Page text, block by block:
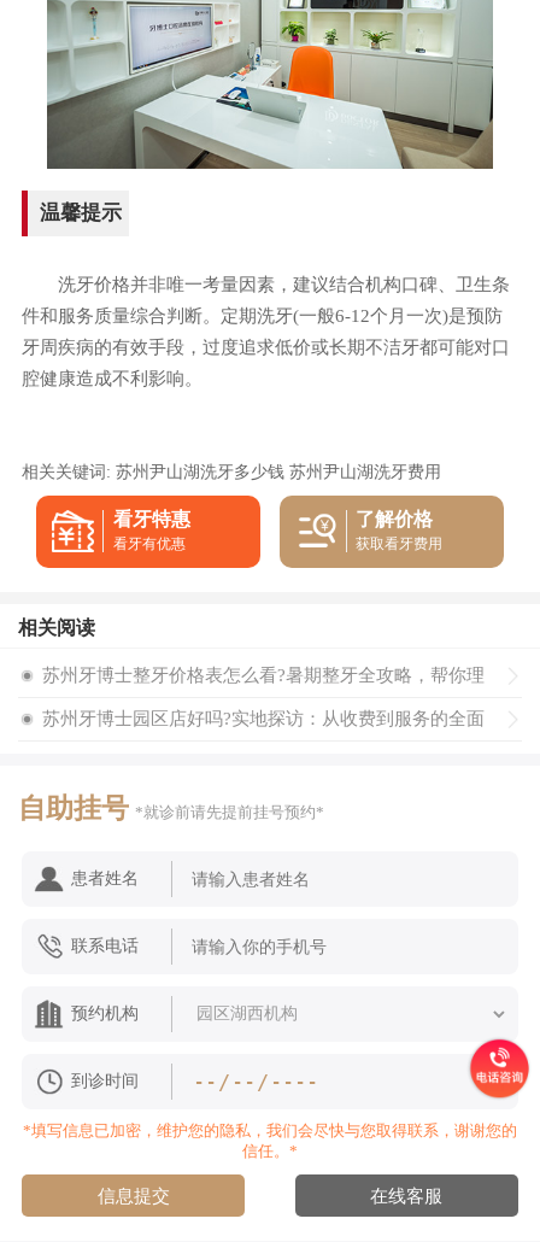
温馨提示
洗牙价格并非唯一考量因素，建议结合机构口碑、卫生条
件和服务质量综合判断。定期洗牙(一般6-12个月一次)是预防
牙周疾病的有效手段，过度追求低价或长期不洁牙都可能对口
腔健康造成不利影响。
相关关键词: 苏州尹山湖洗牙多少钱 苏州尹山湖洗牙费用
看牙特惠
看牙有优惠
了解价格
获取看牙费用
相关阅读
苏州牙博士整牙价格表怎么看?暑期整牙全攻略，帮你理
清思路!
苏州牙博士园区店好吗?实地探访：从收费到服务的全面
自助挂号 *就诊前请先提前挂号预约*
患者姓名
联系电话
预约机构
到诊时间
*填写信息已加密，维护您的隐私，我们会尽快与您取得联系，谢谢您的
信任。*
信息提交 在线客服